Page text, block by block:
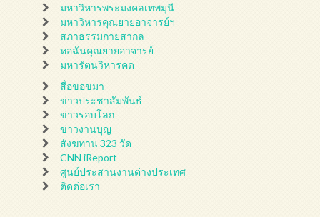
มหาวิหารพระมงคลเทพมุนี
มหาวิหารคุณยายอาจารย์ฯ
สภาธรรมกายสากล
หอฉันคุณยายอาจารย์
มหารัตนวิหารคด
สื่อขอขมา
ข่าวประชาสัมพันธ์
ข่าวรอบโลก
ข่าวงานบุญ
สังฆทาน 323 วัด
CNN iReport
ศูนย์ประสานงานต่างประเทศ
ติดต่อเรา